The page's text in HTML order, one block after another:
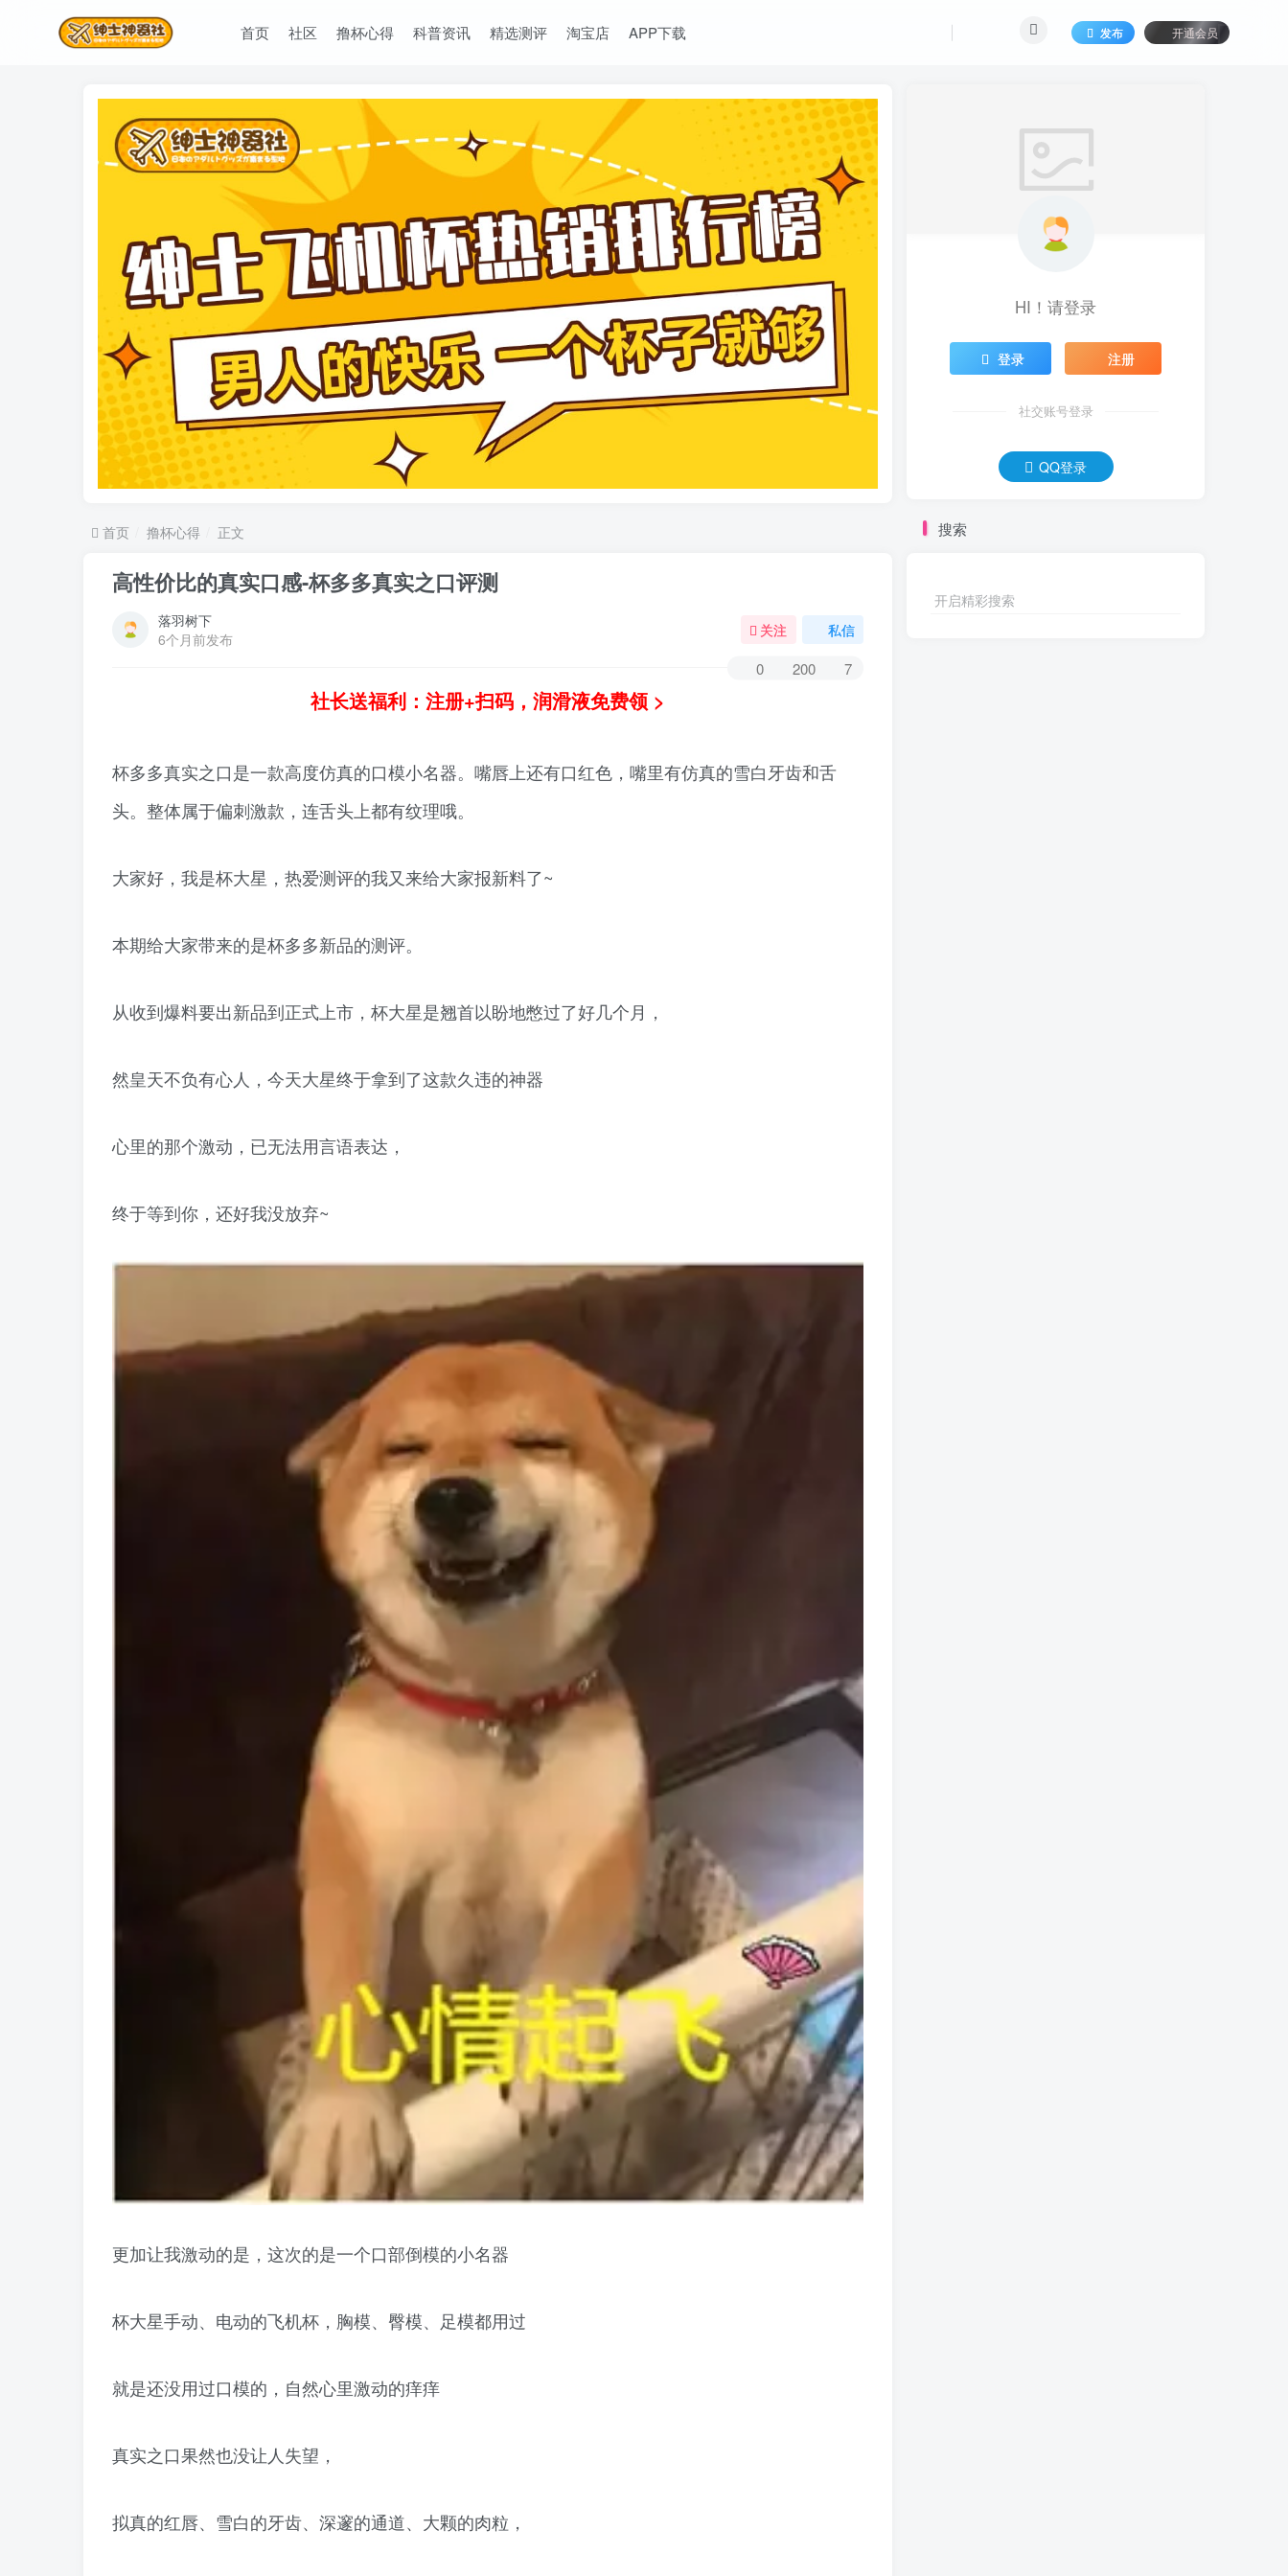
首页 社区 撸杯心得 科普资讯 精选测评 淘宝店 APP下载 发布 开通会员
首页 撸杯心得 正文
高性价比的真实口感-杯多多真实之口评测
落羽树下
6个月前发布
关注 私信
0 200 7
社长送福利：注册+扫码，润滑液免费领 >
杯多多真实之口是一款高度仿真的口模小名器。嘴唇上还有口红色，嘴里有仿真的雪白牙齿和舌
头。整体属于偏刺激款，连舌头上都有纹理哦。
大家好，我是杯大星，热爱测评的我又来给大家报新料了~
本期给大家带来的是杯多多新品的测评。
从收到爆料要出新品到正式上市，杯大星是翘首以盼地憋过了好几个月，
然皇天不负有心人，今天大星终于拿到了这款久违的神器
心里的那个激动，已无法用言语表达，
终于等到你，还好我没放弃~
更加让我激动的是，这次的是一个口部倒模的小名器
杯大星手动、电动的飞机杯，胸模、臀模、足模都用过
就是还没用过口模的，自然心里激动的痒痒
真实之口果然也没让人失望，
拟真的红唇、雪白的牙齿、深邃的通道、大颗的肉粒，
HI！请登录
登录 注册
社交账号登录
QQ登录
搜索
开启精彩搜索